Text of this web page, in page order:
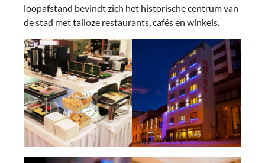
loopafstand bevindt zich het historische centrum van
de stad met talloze restaurants, cafés en winkels.